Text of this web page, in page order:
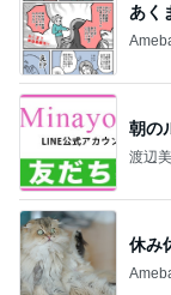
あく
朝の
渡辺
休み